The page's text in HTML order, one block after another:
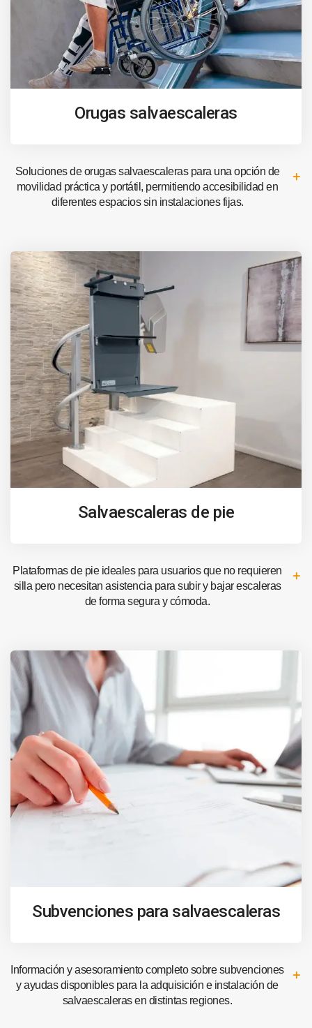
Orugas salvaescaleras
Soluciones de orugas salvaescaleras para una opción de
movilidad práctica y portátil, permitiendo accesibilidad en
diferentes espacios sin instalaciones fijas.
Salvaescaleras de pie
Plataformas de pie ideales para usuarios que no requieren
silla pero necesitan asistencia para subir y bajar escaleras
de forma segura y cómoda.
Subvenciones para salvaescaleras
Información y asesoramiento completo sobre subvenciones
y ayudas disponibles para la adquisición e instalación de
salvaescaleras en distintas regiones.